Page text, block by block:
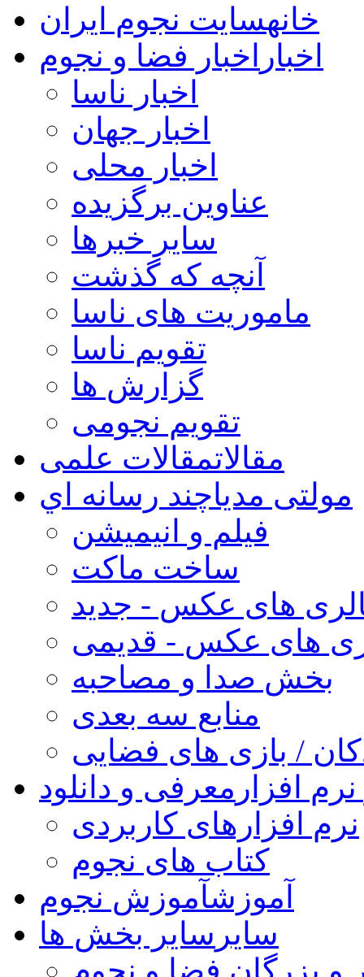
خانهسایت نجوم ایران
اخبار اخبار فضا و نجوم
اخبار ناسا
اخبار جهان
اخبار محلی
عناوین برگزیده
سایر خبرها
آنچه که گذشت
ماموریت های ناسا
تقویم ناسا
گزارش ها
تقویم نجومی
مقالاتمقالات علمی
مولتی مدیاچند رسانه اي
فیلم و انیمیشن
ساخت ماکت
های عکس - جدید
های عکس - قدیمی
بخش صدا و مصاحبه
منابع سه بعدی
/ بازی های فضایی
افزار معرفی و دانلود
نرم افزارهای کاربردی
کتاب های نجوم
آموزشآموزش نجوم
سایر سایر بخش ها
و بزرگان فضا و نجوم